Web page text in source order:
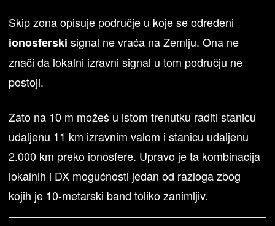
Skip zona opisuje područje u koje se određeni
ionosferski signal ne vraća na Zemlju. Ona ne
znači da lokalni izravni signal u tom području ne
postoji.
Zato na 10 m možeš u istom trenutku raditi stanicu
udaljenu 11 km izravnim valom i stanicu udaljenu
2.000 km preko ionosfere. Upravo je ta kombinacija
lokalnih i DX mogućnosti jedan od razloga zbog
kojih je 10-metarski band toliko zanimljiv.